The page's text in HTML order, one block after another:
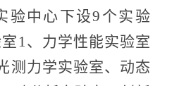
验中心下设9个实验
1、力学性能实验室
测力学实验室、动态